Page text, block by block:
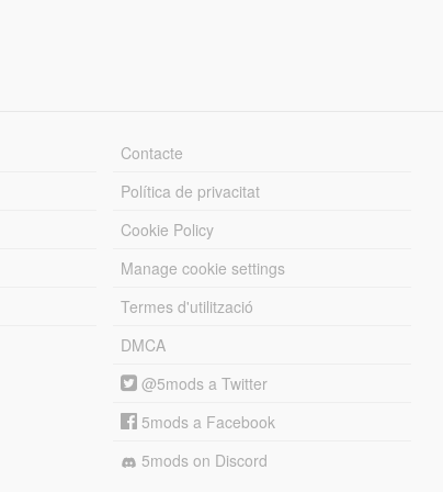
Contacte
Política de privacitat
Cookie Policy
Manage cookie settings
Termes d'utilització
DMCA
@5mods a Twitter
5mods a Facebook
5mods on Discord